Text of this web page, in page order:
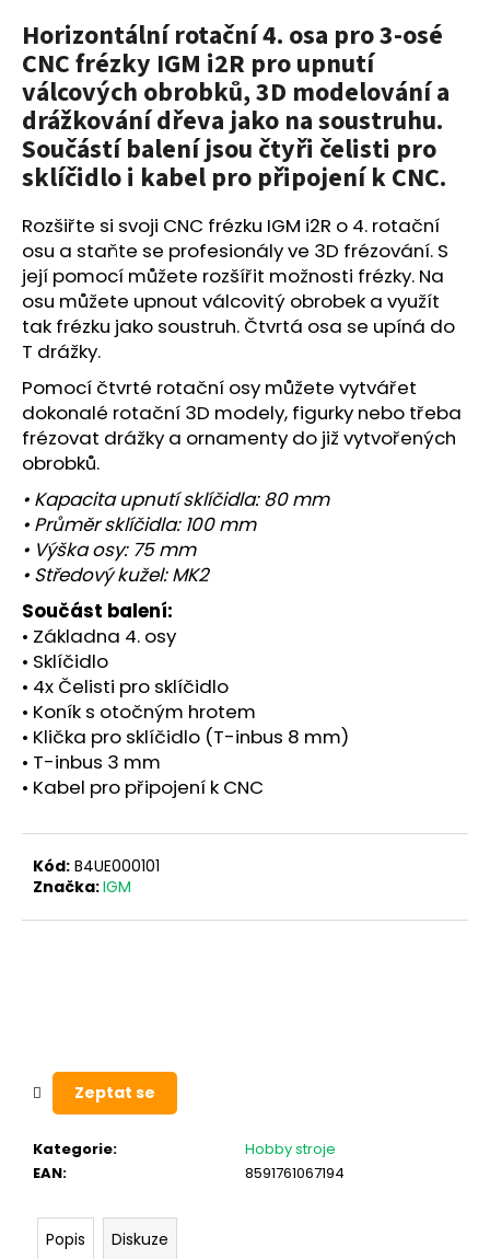
Horizontální rotační 4. osa pro 3-osé
CNC frézky IGM i2R pro upnutí
válcových obrobků, 3D modelování a
drážkování dřeva jako na soustruhu.
Součástí balení jsou čtyři čelisti pro
sklíčidlo i kabel pro připojení k CNC.
Rozšiřte si svoji CNC frézku IGM i2R o 4. rotační
osu a staňte se profesionály ve 3D frézování. S
její pomocí můžete rozšířit možnosti frézky. Na
osu můžete upnout válcovitý obrobek a využít
tak frézku jako soustruh. Čtvrtá osa se upíná do
T drážky.
Pomocí čtvrté rotační osy můžete vytvářet
dokonalé rotační 3D modely, figurky nebo třeba
frézovat drážky a ornamenty do již vytvořených
obrobků.
• Kapacita upnutí sklíčidla: 80 mm
• Průměr sklíčidla: 100 mm
• Výška osy: 75 mm
• Středový kužel: MK2
Součást balení:
• Základna 4. osy
• Sklíčidlo
• 4x Čelisti pro sklíčidlo
• Koník s otočným hrotem
• Klička pro sklíčidlo (T-inbus 8 mm)
• T-inbus 3 mm
• Kabel pro připojení k CNC
Kód: B4UE000101
Značka:IGM
Kategorie:
Hobby stroje
EAN: 8591761067194
Zeptat se
Popis Diskuze
a
j
í
t
?
HLEDAT
D
p
o
r
u
č
u
j
e
m
e